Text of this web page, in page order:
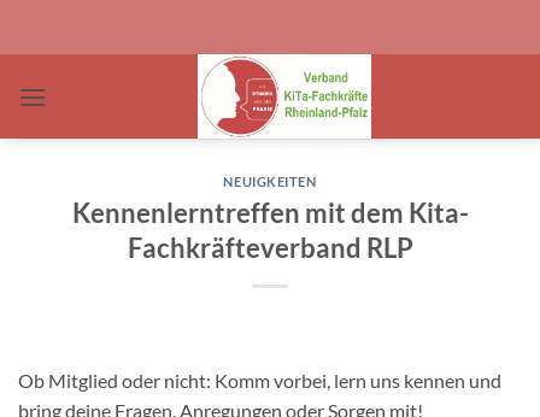
NEUIGKEITEN
Kennenlerntreffen mit dem Kita-
Fachkräfteverband RLP
Ob Mitglied oder nicht: Komm vorbei, lern uns kennen und
bring deine Fragen, Anregungen oder Sorgen mit!